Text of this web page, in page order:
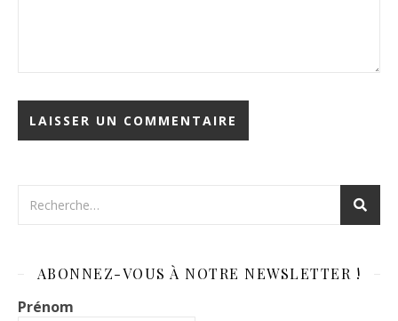
ABONNEZ-VOUS À NOTRE NEWSLETTER !
Prénom